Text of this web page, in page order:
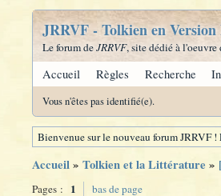
JRRVF - Tolkien en
Le forum deJRRVF, site dédié à
Accueil Règles Recherche
Vous n'êtes pas identifié(e).
Bienvenue sur le nouveau forum JRRVF
Accueil» Tolkien et la Littérature »
Pages : 1 bas de page